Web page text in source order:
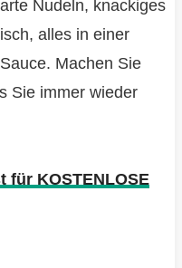
Nudeln, knackiges
alles in einer
Machen Sie
Sie immer wieder
für KOSTENLOSE